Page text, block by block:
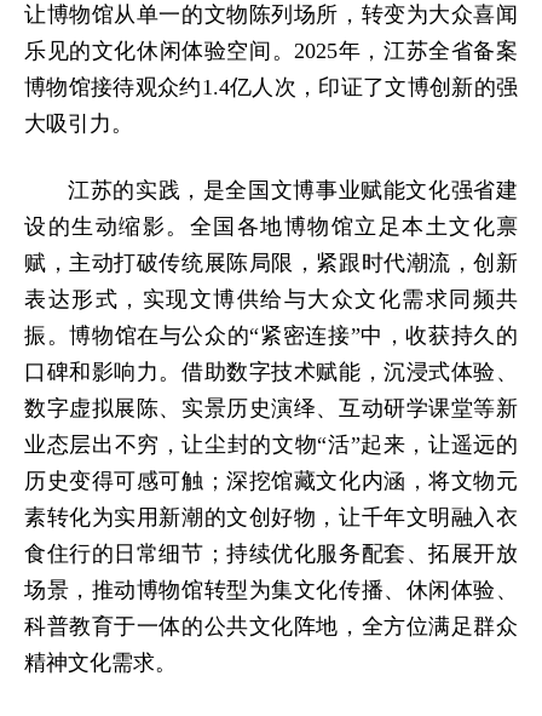
让博物馆从单一的文物陈列场所，转变为大众喜闻
乐见的文化休闲体验空间。2025年，江苏全省备案
博物馆接待观众约1.4亿人次，印证了文博创新的强
大吸引力。
江苏的实践，是全国文博事业赋能文化强省建
设的生动缩影。全国各地博物馆立足本土文化禀
赋， 主动打破传统展陈局限，紧跟时代潮流，创新
表达形式，实现文博供给与大众文化需求同频共
振。博物馆在与公众的“紧密连接”中，收获持久的
口碑和影响力。借助数字技术赋能，沉浸式体验、
数字虚拟展陈、实景历史演绎、互动研学课堂等新
业态层出不穷，让尘封的文物“活”起来，让遥远的
历史变得可感可触；深挖馆藏文化内涵，将文物元
素转化为实用新潮的文创好物，让千年文明融入衣
食住行的日常细节；持续优化服务配套、拓展开放
场景，推动博物馆转型为集文化传播、休闲体验、
科普教育于一体的公共文化阵地，全方位满足群众
精神文化需求。